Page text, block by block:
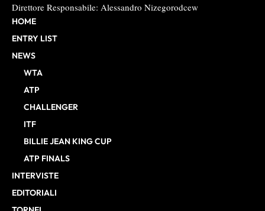
Direttore Responsabile: Alessandro Nizegorodcew
HOME
ENTRY LIST
NEWS
WTA
ATP
CHALLENGER
ITF
BILLIE JEAN KING CUP
ATP FINALS
INTERVISTE
EDITORIALI